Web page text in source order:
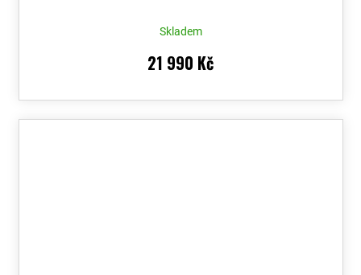
Skladem
21 990 Kč